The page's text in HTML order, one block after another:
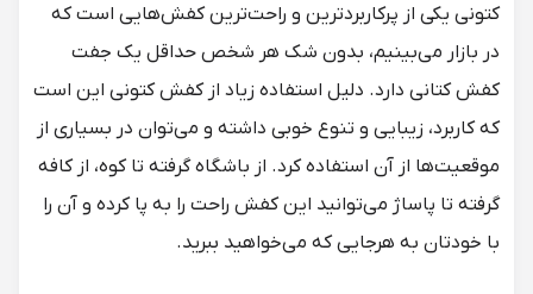
کتونی یکی از پرکاربردترین و راحت‌ترین کفش‌هایی است که
در بازار می‌بینیم، بدون شک هر شخص حداقل یک جفت
کفش کتانی دارد. دلیل استفاده زیاد از کفش کتونی این است
که کاربرد، زیبایی و تنوع خوبی داشته و می‌توان در بسیاری از
موقعیت‌ها از آن استفاده کرد. از باشگاه گرفته تا کوه، از کافه
گرفته تا پاساژ می‌توانید این کفش راحت را به پا کرده و آن را
با خودتان به هرجایی که می‌خواهید ببرید.